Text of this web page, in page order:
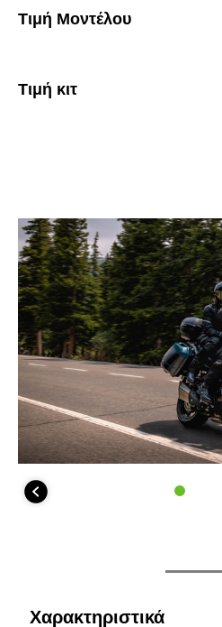
Τιμή Μοντέλου
Τιμή κιτ
Χαρακτηριστικά